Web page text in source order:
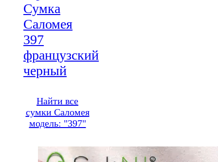
Сумка
Саломея
397
французский
черный
Найти все
сумки Саломея
модель: "397"